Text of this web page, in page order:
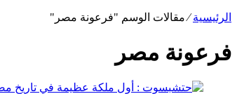
الرئيسية⁄مقالات الوسم "فرعونة مصر​"
فرعونة مصر​